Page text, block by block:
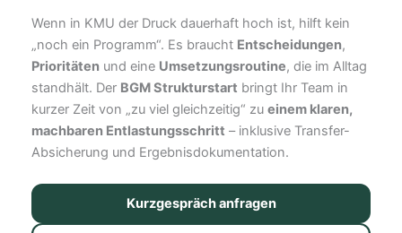
Wenn in KMU der Druck dauerhaft hoch ist, hilft kein
„noch ein Programm“. Es braucht Entscheidungen,
Prioritätenund eine Umsetzungsroutine, die im Alltag
standhält. Der BGM Strukturstart bringt Ihr Team in
kurzer Zeit von „zu viel gleichzeitig“ zu einem klaren,
machbaren Entlastungsschritt – inklusive Transfer-
Absicherung und Ergebnisdokumentation.
Kurzgespräch anfragen